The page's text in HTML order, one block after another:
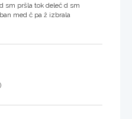
sm pršla tok deleč d sm
med č pa ž izbrala